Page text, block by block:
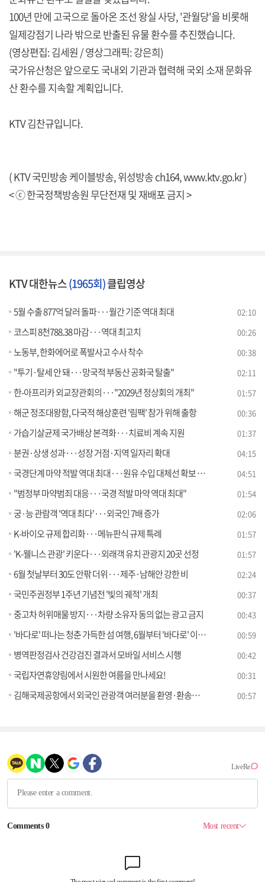
100년 만에 고국으로 돌아온 조선 왕실 사당, '관월당'을 비롯해
일제강점기 나라 밖으로 반출된 유물 환수를 추진했습니다.
(영상편집: 김세원 / 영상그래픽: 강은희)
국가유산청은 앞으로도 국내외 기관과 협력해 국외 소재 문화유
산 환수를 지속할 계획입니다.
KTV 김찬규입니다.
( KTV 국민방송 케이블방송, 위성방송 ch164,www.ktv.go.kr)
< ⓒ 한국정책방송원 무단전재 및 재배포 금지 >
KTV 대한뉴스(1965회)클립영상
5월 수출 877억 달러 돌파···월간 기준 역대 최대 02:10
코스피 8천788.38 마감···역대 최고치 00:26
노동부, 한화에어로 폭발사고 수사 착수 00:38
"투기·탈세 안 돼···망국적 부동산 공화국 탈출" 02:11
한-아프리카 외교장관회의···"2029년 정상회의 개최" 01:57
해군 정조대왕함, 다국적 해상훈련 '림팩' 참가 위해 출항 00:36
가습기살균제 국가배상 본격화···치료비 계속 지원 01:37
분권·상생 성과···성장 거점·지역 일자리 확대 04:15
국경단계 마약 적발 역대 최대···원유 수입 대체선 확보 [뉴스의 맥] 04:51
"범정부 마약범죄 대응···국경 적발 마약 역대 최대" 01:54
궁·능 관람객 '역대 최다'···외국인 7배 증가 02:06
K-바이오 규제 합리화···메뉴판식 규제 특례 01:57
'K-웰니스 관광' 키운다···외래객 유치 관광지 20곳 선정 01:57
6월 첫날부터 30도 안팎 더위···제주·남해안 강한 비 02:24
국민주권정부 1주년 기념전 '빛의 궤적' 개최 00:37
중고차 허위매물 방지···차량 소유자 동의 없는 광고 금지 00:43
'바다로' 떠나는 청춘 가득한 섬 여행, 6월부터 '바다로' 이용권 판매 시작 00:59
병역판정검사 건강검진 결과서 모바일 서비스 시행 00:42
국립자연휴양림에서 시원한 여름을 만나세요! 00:31
김해국제공항에서 외국인 관광객 여러분을 환영·환송합니다 00:57